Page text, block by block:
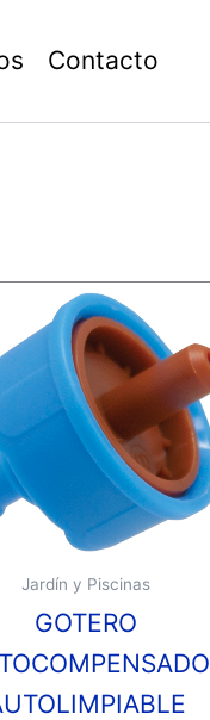
Contacto
Jardín y Piscinas
GOTERO